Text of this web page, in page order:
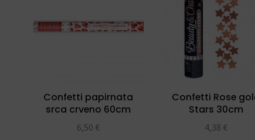
Confetti papirnata
srca crveno 60cm
6,50 €
Confetti Rose
Stars 30cm
4,38 €